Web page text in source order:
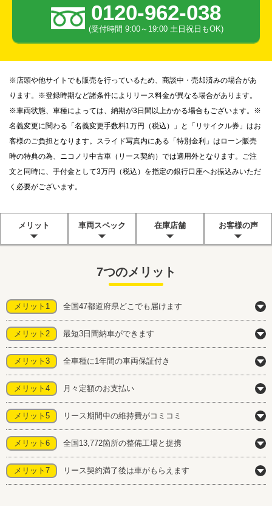
0120-962-038
(受付時間 9:00～19:00 土日祝日もOK)
※店頭や他サイトでも販売を行っているため、商談中・売却済みの場合があ
ります。※登録時期など諸条件によりリース料金が異なる場合があります。
※車両状態、車種によっては、納期が3日間以上かかる場合もございます。※
名義変更に関わる「名義変更手数料1万円（税込）」と「リサイクル券」はお
客様のご負担となります。スライド写真内にある「特別金利」はローン販売
時の特典の為、ニコノリ中古車（リース契約）では適用外となります。ご注
文と同時に、手付金として3万円（税込）を指定の銀行口座へお振込みいただ
く必要がございます。
メリット 車両スペック 在庫店舗 お客様の声
7つのメリット
メリット1 全国47都道府県どこでも届けます
メリット2 最短3日間納車ができます
メリット3 全車種に1年間の車両保証付き
メリット4 月々定額のお支払い
メリット5 リース期間中の維持費がコミコミ
メリット6 全国13,772箇所の整備工場と提携
メリット7 リース契約満了後は車がもらえます